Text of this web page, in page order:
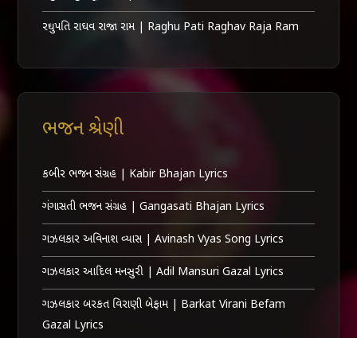
રઘુપતિ રાઘવ રાજા રામ | Raghu Pati Raghav Raja Ram
ભજન શ્રેણી
કબીર ભજન સંગ્રહ | Kabir Bhajan Lyrics
ગંગાસતી ભજન સંગ્રહ | Gangasati Bhajan Lyrics
ગઝલકાર અવિનાશ વ્યાસ | Avinash Vyas Song Lyrics
ગઝલકાર આદિલ મનસુરી | Adil Mansuri Gazal Lyrics
ગઝલકાર બરકત વિરાણી બેફામ | Barkat Virani Befam
Gazal Lyrics